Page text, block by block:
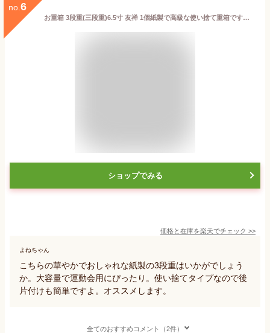
no. 6
お重箱 3段重(三段重)6.5寸 友禅 1個紙製で高級な使い捨て重箱です。おせち料理(お節料理/お正月料理/お節/重箱3段/重箱弁当/重箱三段)に 激安の使い捨て食品容器(食品用/容器/器/うつわ/入れ物/包材)シンプルでおしゃれな和柄/パーティー/お正月/新年会/集まりに
ショップでみる
価格と在庫を楽天でチェック >>
よねちゃん
こちらの華やかでおしゃれな紙製の3段重はいかがでしょう
か。大容量で運動会用にぴったり。使い捨てタイプなので後
片付けも簡単ですよ。オススメします。
全てのおすすめコメント（2件）